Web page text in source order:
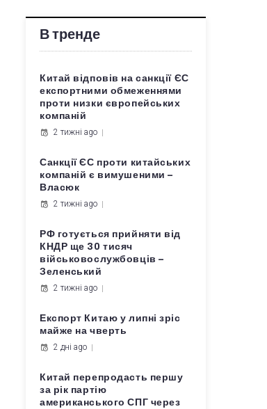
В тренде
Китай відповів на санкції ЄС
експортними обмеженнями
проти низки європейських
компаній
2 тижні ago
Санкції ЄС проти китайських
компаній є вимушеними –
Власюк
2 тижні ago
РФ готується прийняти від
КНДР ще 30 тисяч
військовослужбовців –
Зеленський
2 тижні ago
Експорт Китаю у липні зріс
майже на чверть
2 дні ago
Китай перепродасть першу
за рік партію
американського СПГ через